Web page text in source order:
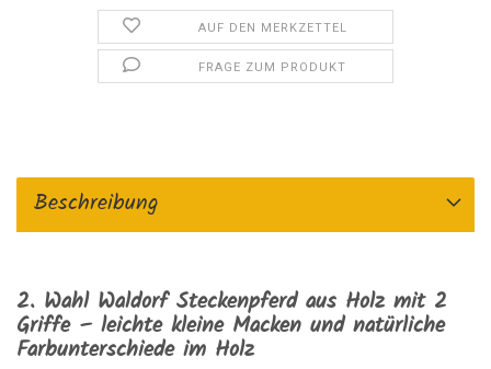
AUF DEN MERKZETTEL
FRAGE ZUM PRODUKT
Beschreibung
2. Wahl Waldorf Steckenpferd aus Holz mit 2
Griffe – leichte kleine Macken und natürliche
Farbunterschiede im Holz